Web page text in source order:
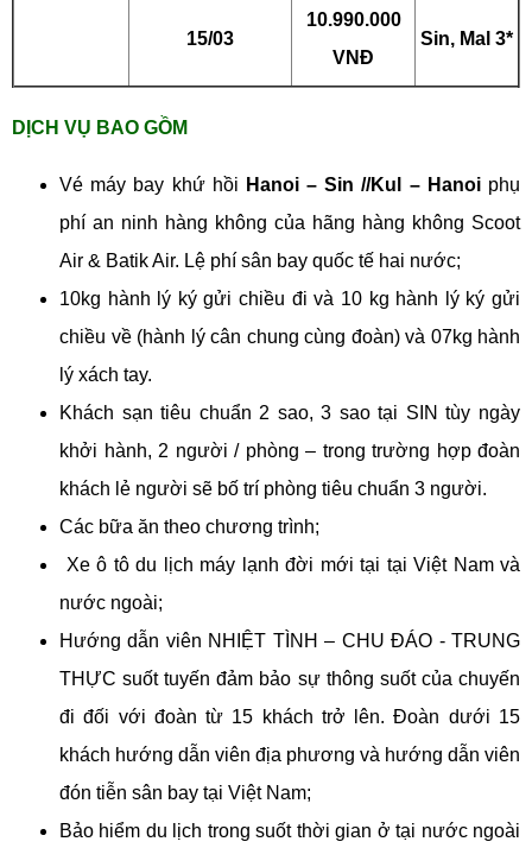
15/03
10.990.000
VNĐ
Sin, Mal 3*
DỊCH VỤ BAO GỒM
Vé máy bay khứ hồi Hanoi – Sin //Kul – Hanoiphụ
phí an ninh hàng không của hãng hàng không Scoot
Air & Batik Air. Lệ phí sân bay quốc tế hai nước;
10kg hành lý ký gửi chiều đi và 10 kg hành lý ký gửi
chiều về (hành lý cân chung cùng đoàn) và 07kg hành
lý xách tay.
Khách sạn tiêu chuẩn 2 sao, 3 sao tại SIN tùy ngày
khởi hành, 2 người / phòng – trong trường hợp đoàn
khách lẻ người sẽ bố trí phòng tiêu chuẩn 3 người.
Các bữa ăn theo chương trình;
Xe ô tô du lịch máy lạnh đời mới tại tại Việt Nam và
nước ngoài;
Hướng dẫn viên NHIỆT TÌNH – CHU ĐÁO - TRUNG
THỰC suốt tuyến đảm bảo sự thông suốt của chuyến
đi đối với đoàn từ 15 khách trở lên. Đoàn dưới 15
khách hướng dẫn viên địa phương và hướng dẫn viên
đón tiễn sân bay tại Việt Nam;
Bảo hiểm du lịch trong suốt thời gian ở tại nước ngoài